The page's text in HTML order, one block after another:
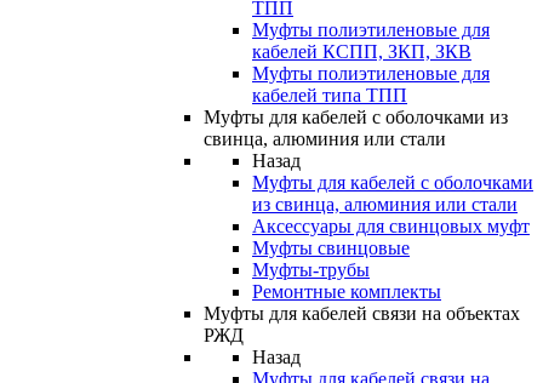
ТПП
Муфты полиэтиленовые для
кабелей КСПП, ЗКП, ЗКВ
Муфты полиэтиленовые для
кабелей типа ТПП
Муфты для кабелей с оболочками из
свинца, алюминия или стали
Назад
Муфты для кабелей с оболочками
из свинца, алюминия или стали
Аксессуары для свинцовых муфт
Муфты свинцовые
Муфты-трубы
Ремонтные комплекты
Муфты для кабелей связи на объектах
РЖД
Назад
Муфты для кабелей связи на